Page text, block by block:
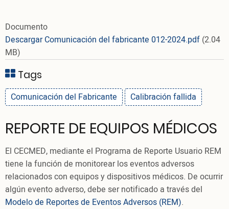
Documento
Descargar Comunicación del fabricante 012-2024.pdf (2.04
MB)
Tags
Comunicación del Fabricante Calibración fallida
REPORTE DE EQUIPOS MÉDICOS
El CECMED, mediante el Programa de Reporte Usuario REM
tiene la función de monitorear los eventos adversos
relacionados con equipos y dispositivos médicos. De ocurrir
algún evento adverso, debe ser notificado a través del
Modelo de Reportes de Eventos Adversos (REM).